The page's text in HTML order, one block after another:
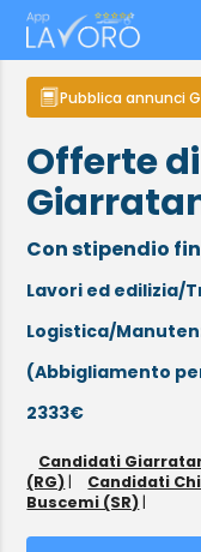
Pubblica annunci
Offerte
Con stipendio
Lavori ed edilizia/
Logistica/
(Abbigliamento
2333€
Candidati
(RG) | Candidati
Buscemi (SR) |